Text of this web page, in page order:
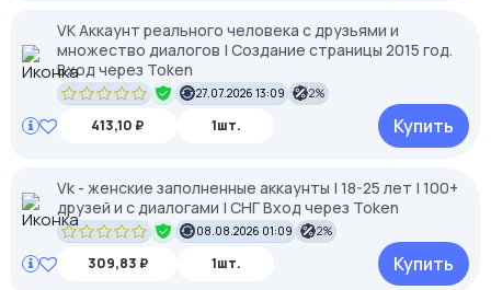
VK Аккаунт реального человека с друзьями и
множество диалогов | Создание страницы 2015 год.
Вход через Token
27.07.2026 13:09 2%
413,10 ₽ 1шт. Купить
Vk - женские заполненные аккаунты | 18-25 лет | 100+
друзей и с диалогами | СНГ Вход через Token
08.08.2026 01:09 2%
309,83 ₽ 1шт. Купить